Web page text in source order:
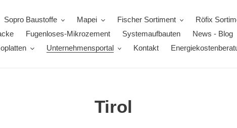
Sopro Baustoffe Mapei Fischer Sortiment
Röfix
Fugenloses-Mikrozement Systemaufbauten
News - Blog
Unternehmensportal Kontakt
K
Tirol